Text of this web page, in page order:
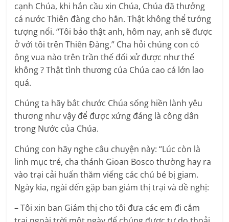
cạnh Chúa, khi hắn cầu xin Chúa, Chúa đã thưởng
cả nước Thiên đàng cho hắn. Thật không thể tưởng
tượng nổi. “Tôi bảo thật anh, hôm nay, anh sẽ được
ở với tôi trên Thiên Ðàng.” Cha hỏi chúng con có
ông vua nào trên trần thế đối xử được như thế
không ? Thật tình thương của Chúa cao cả lớn lao
quá.
Chúng ta hãy bắt chước Chúa sống hiền lành yêu
thương như vậy để được xứng đáng là công dân
trong Nước của Chúa.
Chúng con hãy nghe câu chuyện này: “Lúc còn là
linh mục trẻ, cha thánh Gioan Bosco thường hay ra
vào trại cải huấn thăm viếng các chú bé bị giam.
Ngày kia, ngài đến gặp ban giám thị trại và đề nghị:
– Tôi xin ban Giám thị cho tôi đưa các em đi cắm